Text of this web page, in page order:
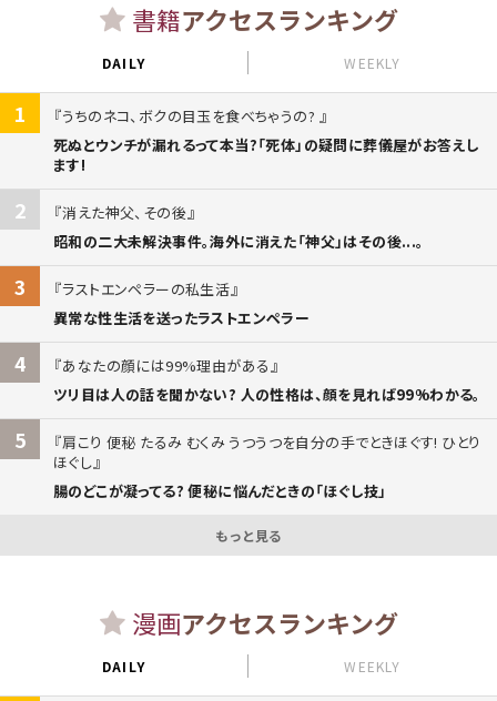
書籍アクセスランキング
DAILY WEEKLY
1
うちのネコ、ボクの目玉を食べちゃうの?
死ぬとウンチが漏れるって本当?「死体」の疑問に葬儀屋がお答えし
ます!
2
消えた神父、その後
昭和の二大未解決事件。海外に消えた「神父」はその後...。
3
ラストエンペラーの私生活
異常な性生活を送ったラストエンペラー
4
あなたの顔には99%理由がある
ツリ目は人の話を聞かない? 人の性格は、顔を見れば99%わかる。
5
肩こり 便秘 たるみ むくみ うつうつを自分の手でときほぐす! ひとり
ほぐし
腸のどこが凝ってる? 便秘に悩んだときの「ほぐし技」
もっと見る
漫画アクセスランキング
DAILY WEEKLY